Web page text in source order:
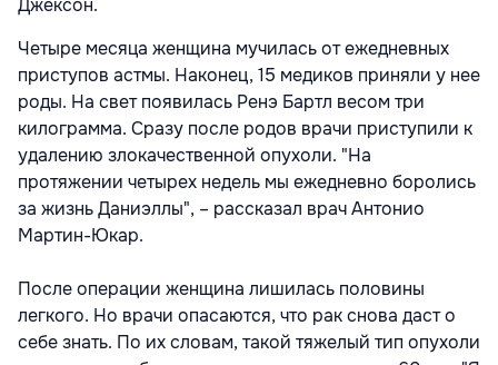
Джексон.
Четыре месяца женщина мучилась от ежедневных
приступов астмы. Наконец, 15 медиков приняли у нее
роды. На свет появилась Ренэ Бартл весом три
килограмма. Сразу после родов врачи приступили к
удалению злокачественной опухоли. "На
протяжении четырех недель мы ежедневно боролись
за жизнь Даниэллы", – рассказал врач Антонио
Мартин-Юкар.
После операции женщина лишилась половины
легкого. Но врачи опасаются, что рак снова даст о
себе знать. По их словам, такой тяжелый тип опухоли